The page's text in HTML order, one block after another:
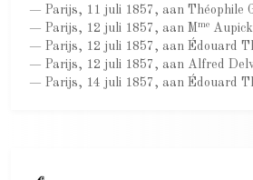
— Parijs, 11 juli 1857, aan Théophile
— Parijs, 12 juli 1857, aan Mme
— Parijs, 12 juli 1857, aan Édouard
— Parijs, 12 juli 1857, aan Alfred
— Parijs, 14 juli 1857, aan Édouard